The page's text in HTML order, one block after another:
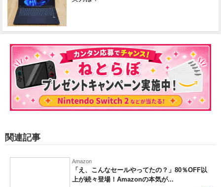
関連記事
Amazon
「え、こんなセールやってたの？」80％OFF以
上が続々登場！Amazonの本気が...